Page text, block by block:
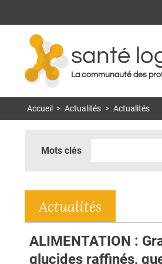
santé
La communauté des
Accueil > Actualités > Actualités
Mots clés
Actualités
ALIMENTATION :
glucides raffinés,